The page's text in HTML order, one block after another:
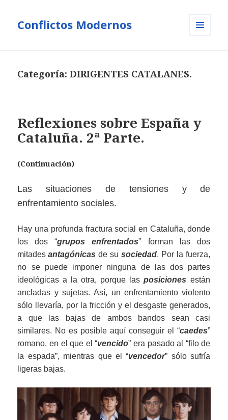
Conflictos Modernos
Categoría:DIRIGENTES CATALANES.
Reflexiones sobre España y
Cataluña. 2ª Parte.
(Continuación)
Las situaciones de tensiones y de
enfrentamiento sociales.
Hay una profunda fractura social en Cataluña, donde
los dos “grupos enfrentados” forman las dos
mitadesantagónicas de susociedad. Por la fuerza,
no se puede imponer ninguna de las dos partes
ideológicas a la otra, porque lasposiciones están
ancladas y sujetas. Así, un enfrentamiento violento
sólo llevaría, por la fricción y el desgaste generados,
a que las bajas de ambos bandos sean casi
similares. No es posible aquí conseguir el “caedes”
romano, en el que el “vencido” era pasado al “filo de
la espada”, mientras que el “vencedor” sólo sufría
ligeras bajas.